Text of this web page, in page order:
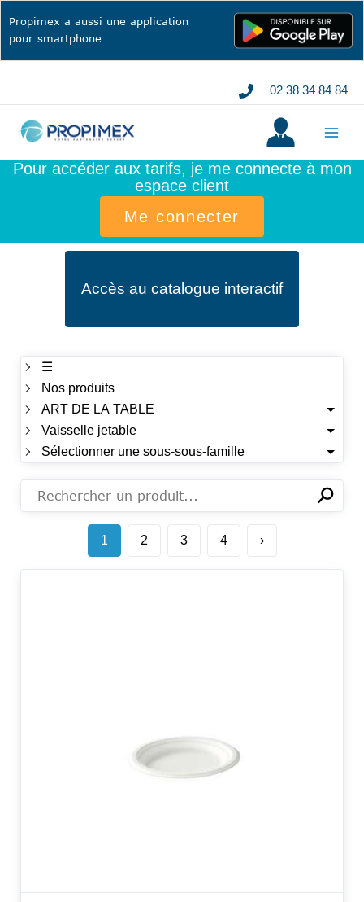
au
contenu
Propimex a aussi une application
pour smartphone
02 38 34 84 84
Pour accéder aux tarifs, je me connecte à mon
espace client
Me connecter
Accès au catalogue interactif
☰
Nos produits
ART DE LA TABLE
Vaisselle jetable
Sélectionner une sous-sous-famille
✕⚲
1 2 3 4 ›